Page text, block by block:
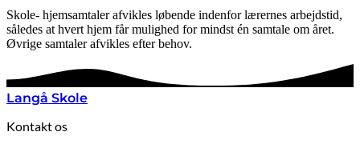
Skole- hjemsamtaler afvikles løbende indenfor lærernes arbejdstid,
således at hvert hjem får mulighed for mindst én samtale om året.
Øvrige samtaler afvikles efter behov.
Langå Skole
Kontakt os